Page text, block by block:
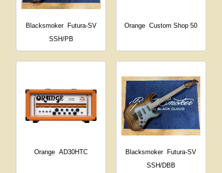
Blacksmoker
Futura-SV
SSH/PB
Orange Custom Shop 50
Orange AD30HTC Blacksmoker
Futura-SV
SSH/DBB